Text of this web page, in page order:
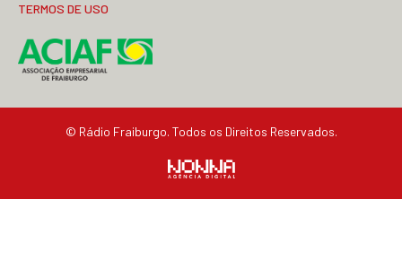
TERMOS DE USO
© Rádio Fraiburgo. Todos os Direitos Reservados.